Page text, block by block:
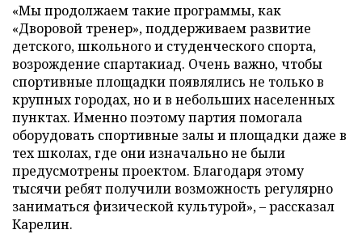
«Мы продолжаем такие программы, как
«Дворовой тренер», поддерживаем развитие
детского, школьного и студенческого спорта,
возрождение спартакиад. Очень важно, чтобы
спортивные площадки появлялись не только в
крупных городах, но и в небольших населенных
пунктах. Именно поэтому партия помогала
оборудовать спортивные залы и площадки даже в
тех школах, где они изначально не были
предусмотрены проектом. Благодаря этому
тысячи ребят получили возможность регулярно
заниматься физической культурой», – рассказал
Карелин.